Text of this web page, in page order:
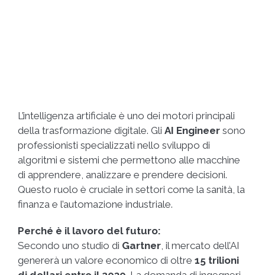
L’intelligenza artificiale è uno dei motori principali
della trasformazione digitale. Gli AI Engineer sono
professionisti specializzati nello sviluppo di
algoritmi e sistemi che permettono alle macchine
di apprendere, analizzare e prendere decisioni.
Questo ruolo è cruciale in settori come la sanità, la
finanza e l’automazione industriale.
Perché è il lavoro del futuro:
Secondo uno studio di Gartner, il mercato dell’AI
genererà un valore economico di oltre 15 trilioni